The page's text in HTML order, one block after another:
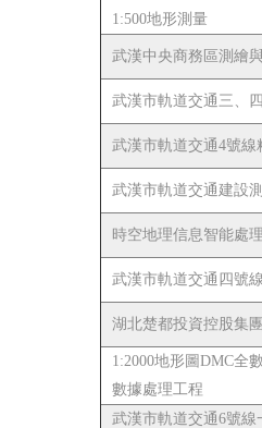
1:500地形測量
武漢中央商務區測繪
武漢市軌道交通三、
武漢市軌道交通4號線
武漢市軌道交通建設
時空地理信息智能處
武漢市軌道交通四號
湖北楚都投資控股集
1:2000地形圖DMC全
數據處理工程
武漢市軌道交通6號線